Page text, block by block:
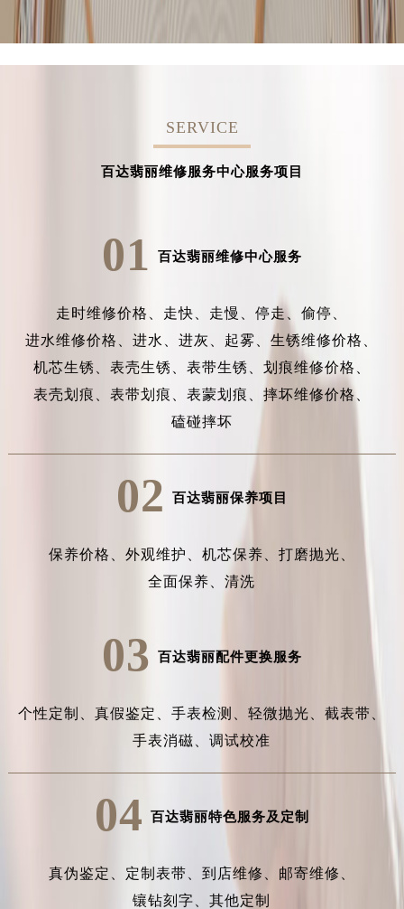
SERVICE
百达翡丽维修服务中心服务项目
01 百达翡丽维修中心服务
走时维修价格、 走快、 走慢、停走、偷停、
进水维修价格、进水、进灰、 起雾、生锈维修价格、
机芯生锈、 表壳生锈、 表带生锈、 划痕维修价格、
表壳划痕、 表带划痕、 表蒙划痕、 摔坏维修价格、
磕碰摔坏
02 百达翡丽保养项目
保养价格、 外观维护、 机芯保养、 打磨抛光、
全面保养、清洗
03 百达翡丽配件更换服务
个性定制、 真假鉴定、 手表检测、 轻微抛光、 截表带、
手表消磁、调试校准
04 百达翡丽特色服务及定制
真伪鉴定、 定制表带、 到店维修、 邮寄维修、
镶钻刻字、其他定制